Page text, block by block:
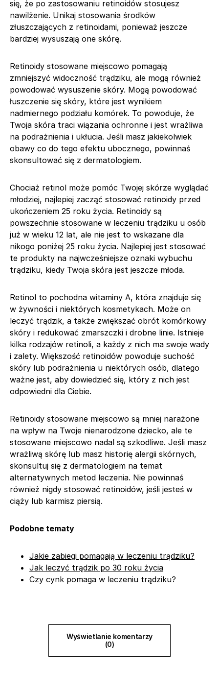
się, że po zastosowaniu retinoidów stosujesz
nawilżenie. Unikaj stosowania środków
złuszczających z retinoidami, ponieważ jeszcze
bardziej wysuszają one skórę.
Retinoidy stosowane miejscowo pomagają
zmniejszyć widoczność trądziku, ale mogą również
powodować wysuszenie skóry. Mogą powodować
łuszczenie się skóry, które jest wynikiem
nadmiernego podziału komórek. To powoduje, że
Twoja skóra traci wiązania ochronne i jest wrażliwa
na podrażnienia i ukłucia. Jeśli masz jakiekolwiek
obawy co do tego efektu ubocznego, powinnaś
skonsultować się z dermatologiem.
Chociaż retinol może pomóc Twojej skórze wyglądać
młodziej, najlepiej zacząć stosować retinoidy przed
ukończeniem 25 roku życia. Retinoidy są
powszechnie stosowane w leczeniu trądziku u osób
już w wieku 12 lat, ale nie jest to wskazane dla
nikogo poniżej 25 roku życia. Najlepiej jest stosować
te produkty na najwcześniejsze oznaki wybuchu
trądziku, kiedy Twoja skóra jest jeszcze młoda.
Retinol to pochodna witaminy A, która znajduje się
w żywności i niektórych kosmetykach. Może on
leczyć trądzik, a także zwiększać obrót komórkowy
skóry i redukować zmarszczki i drobne linie. Istnieje
kilka rodzajów retinoli, a każdy z nich ma swoje wady
i zalety. Większość retinoidów powoduje suchość
skóry lub podrażnienia u niektórych osób, dlatego
ważne jest, aby dowiedzieć się, który z nich jest
odpowiedni dla Ciebie.
Retinoidy stosowane miejscowo są mniej narażone
na wpływ na Twoje nienarodzone dziecko, ale te
stosowane miejscowo nadal są szkodliwe. Jeśli masz
wrażliwą skórę lub masz historię alergii skórnych,
skonsultuj się z dermatologiem na temat
alternatywnych metod leczenia. Nie powinnaś
również nigdy stosować retinoidów, jeśli jesteś w
ciąży lub karmisz piersią.
Podobne tematy
Jakie zabiegi pomagają w leczeniu trądziku?
Jak leczyć trądzik po 30 roku życia
Czy cynk pomaga w leczeniu trądziku?
Wyświetlanie komentarzy
(0)